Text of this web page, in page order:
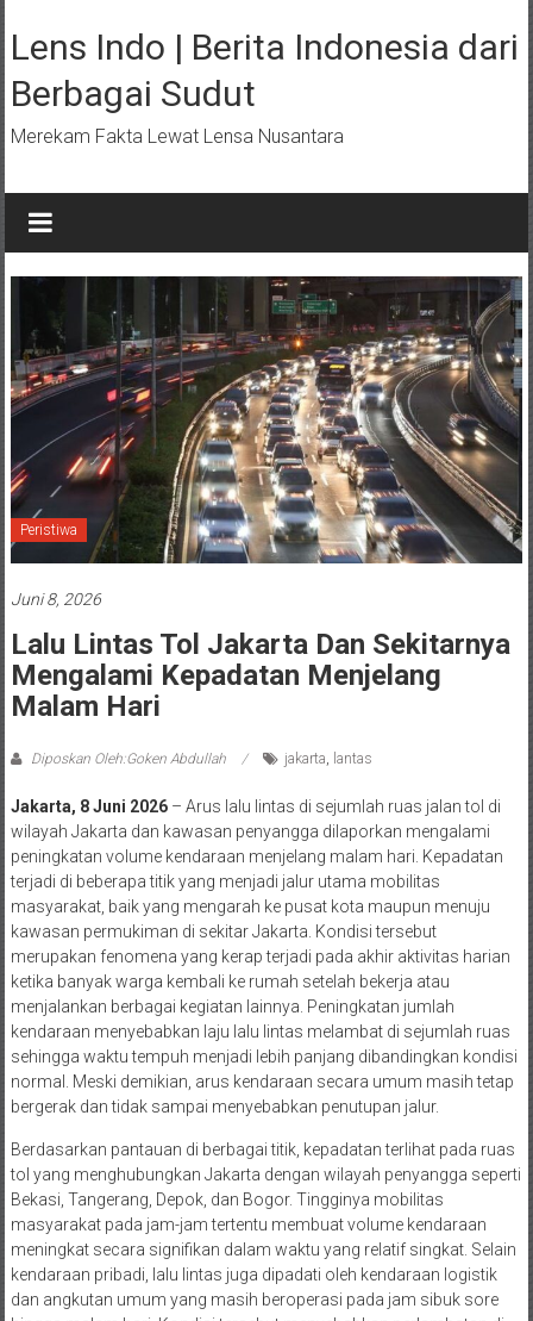
ke
konten
Lens Indo | Berita Indonesia dari
Berbagai Sudut
Merekam Fakta Lewat Lensa Nusantara
Peristiwa
Juni 8, 2026
Lalu Lintas Tol Jakarta Dan Sekitarnya
Mengalami Kepadatan Menjelang
Malam Hari
Diposkan Oleh:Goken Abdullah jakarta lantas
Jakarta, 8 Juni 2026– Arus lalu lintas di sejumlah ruas jalan tol di
wilayah Jakarta dan kawasan penyangga dilaporkan mengalami
peningkatan volume kendaraan menjelang malam hari. Kepadatan
terjadi di beberapa titik yang menjadi jalur utama mobilitas
masyarakat, baik yang mengarah ke pusat kota maupun menuju
kawasan permukiman di sekitar Jakarta. Kondisi tersebut
merupakan fenomena yang kerap terjadi pada akhir aktivitas harian
ketika banyak warga kembali ke rumah setelah bekerja atau
menjalankan berbagai kegiatan lainnya. Peningkatan jumlah
kendaraan menyebabkan laju lalu lintas melambat di sejumlah ruas
sehingga waktu tempuh menjadi lebih panjang dibandingkan kondisi
normal. Meski demikian, arus kendaraan secara umum masih tetap
bergerak dan tidak sampai menyebabkan penutupan jalur.
Berdasarkan pantauan di berbagai titik, kepadatan terlihat pada ruas
tol yang menghubungkan Jakarta dengan wilayah penyangga seperti
Bekasi, Tangerang, Depok, dan Bogor. Tingginya mobilitas
masyarakat pada jam-jam tertentu membuat volume kendaraan
meningkat secara signifikan dalam waktu yang relatif singkat. Selain
kendaraan pribadi, lalu lintas juga dipadati oleh kendaraan logistik
dan angkutan umum yang masih beroperasi pada jam sibuk sore